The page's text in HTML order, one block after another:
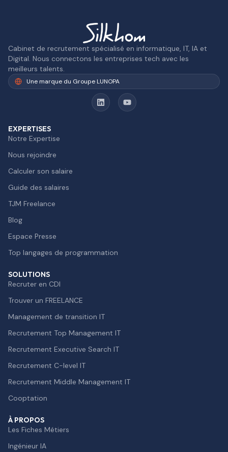
Cabinet de recrutement spécialisé en informatique, IT, IA et
Digital. Nous connectons les entreprises tech avec les
meilleurs talents.
Une marque du Groupe LUNOPA
EXPERTISES
Notre Expertise
Nous rejoindre
Calculer son salaire
Guide des salaires
TJM Freelance
Blog
Espace Presse
Top langages de programmation
SOLUTIONS
Recruter en CDI
Trouver un FREELANCE
Management de transition IT
Recrutement Top Management IT
Recrutement Executive Search IT
Recrutement C-level IT
Recrutement Middle Management IT
Cooptation
À PROPOS
Les Fiches Métiers
Ingénieur IA